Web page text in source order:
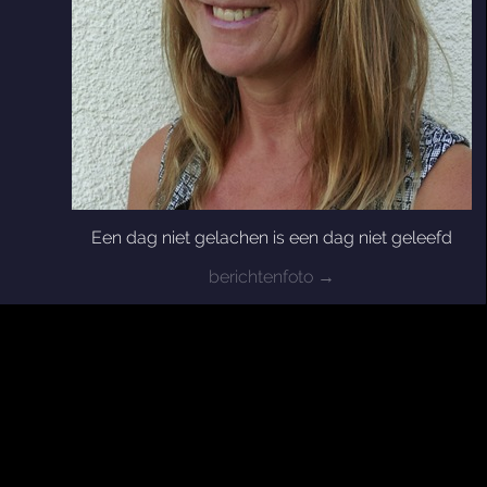
Een dag niet gelachen is een dag niet geleefd
berichtenfoto →